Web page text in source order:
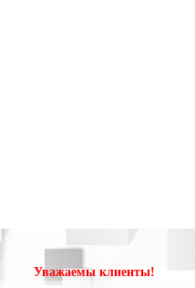
Уважаемы клиенты!